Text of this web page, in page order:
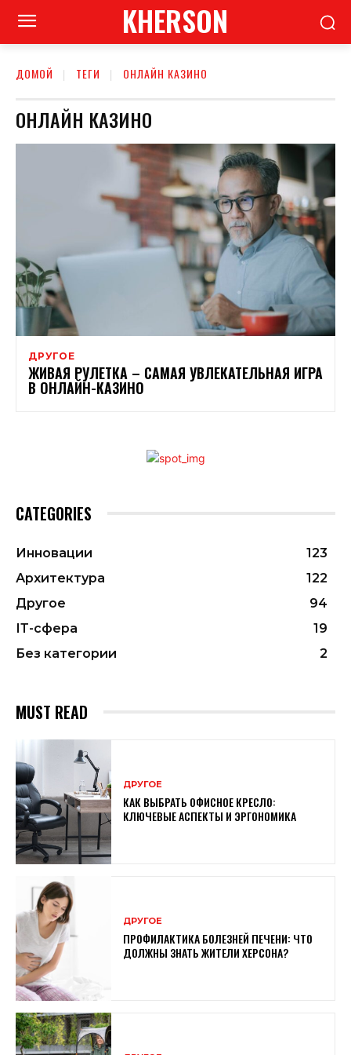
KHERSON
ДОМОЙ ТЕГИ ОНЛАЙН КАЗИНО
ОНЛАЙН КАЗИНО
ДРУГОЕ
ЖИВАЯ РУЛЕТКА – САМАЯ УВЛЕКАТЕЛЬНАЯ ИГРА
В ОНЛАЙН-КАЗИНО
CATEGORIES
Инновации
123
Архитектура
122
Другое
94
ІТ-сфера
19
Без категории
2
MUST READ
ДРУГОЕ
КАК ВЫБРАТЬ ОФИСНОЕ КРЕСЛО:
КЛЮЧЕВЫЕ АСПЕКТЫ И ЭРГОНОМИКА
ДРУГОЕ
ПРОФИЛАКТИКА БОЛЕЗНЕЙ ПЕЧЕНИ: ЧТО
ДОЛЖНЫ ЗНАТЬ ЖИТЕЛИ ХЕРСОНА?